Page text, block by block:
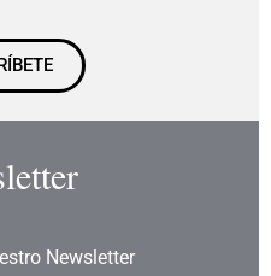
Newsletter